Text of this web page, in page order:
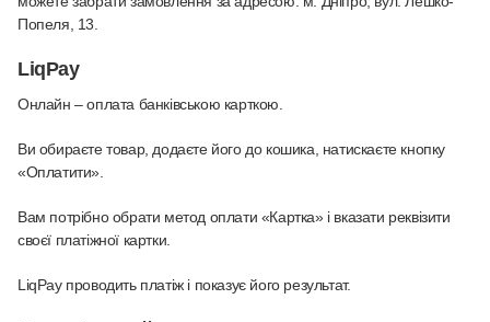
Попеля, 13.
LiqPay
Онлайн – оплата банківською карткою
Ви обираєте товар, додаєте його до кошика, натискаєте кнопку
«Оплатити».
Вам потрібно обрати метод оплати «Картка» і вказати реквізити
своєї платіжної картки.
LiqPay проводить платіж і показує його результат.